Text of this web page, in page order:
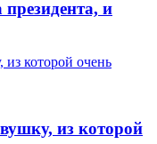
и
из которой